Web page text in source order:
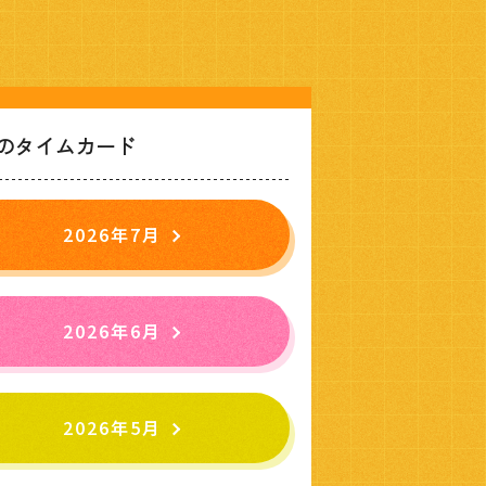
タイムカード
2026年7月
2026年6月
2026年5月